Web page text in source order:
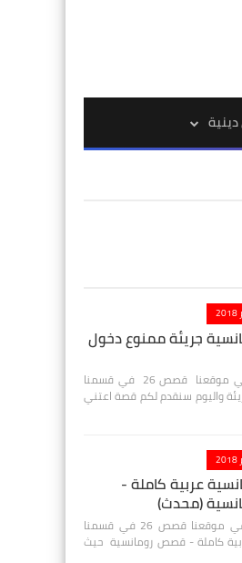
جريئة ممنوع دخول
مرحباً بكم أصدقائي وأحبابي في موقعنا قصص 26 في قسمنا
واليوم سنقدم لكم قصة اعتني
عربية كاملة -
(محدث)
مرحباً بكم أصدقائي وأحبابي في موقعنا قصص 26 في قسمنا
كاملة - قصص رومانسية حيث